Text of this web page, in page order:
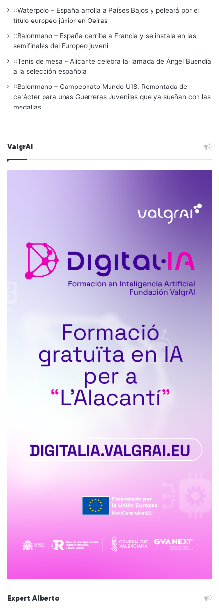
::Waterpolo – España arrolla a Países Bajos y peleará por el
título europeo júnior en Oeiras
::Balonmano – España derriba a Francia y se instala en las
semifinales del Europeo juvenil
::Tenis de mesa – Alicante celebra la llamada de Ángel Buendía
a la selección española
::Balonmano – Campeonato Mundo U18. Remontada de
carácter para unas Guerreras Juveniles que ya sueñan con las
medallas
ValgrAI
Expert Alberto